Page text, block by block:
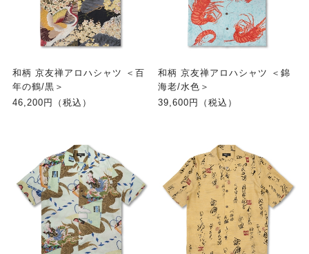
和柄 京友禅アロハシャツ ＜百
年の鶴/黒＞
46,200円（税込）
和柄 京友禅アロハシャツ ＜錦
海老/水色＞
39,600円（税込）